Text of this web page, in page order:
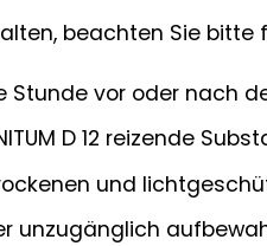
beachten Sie bitte
Stunde vor oder nach
D 12 reizende
und
unzugänglich